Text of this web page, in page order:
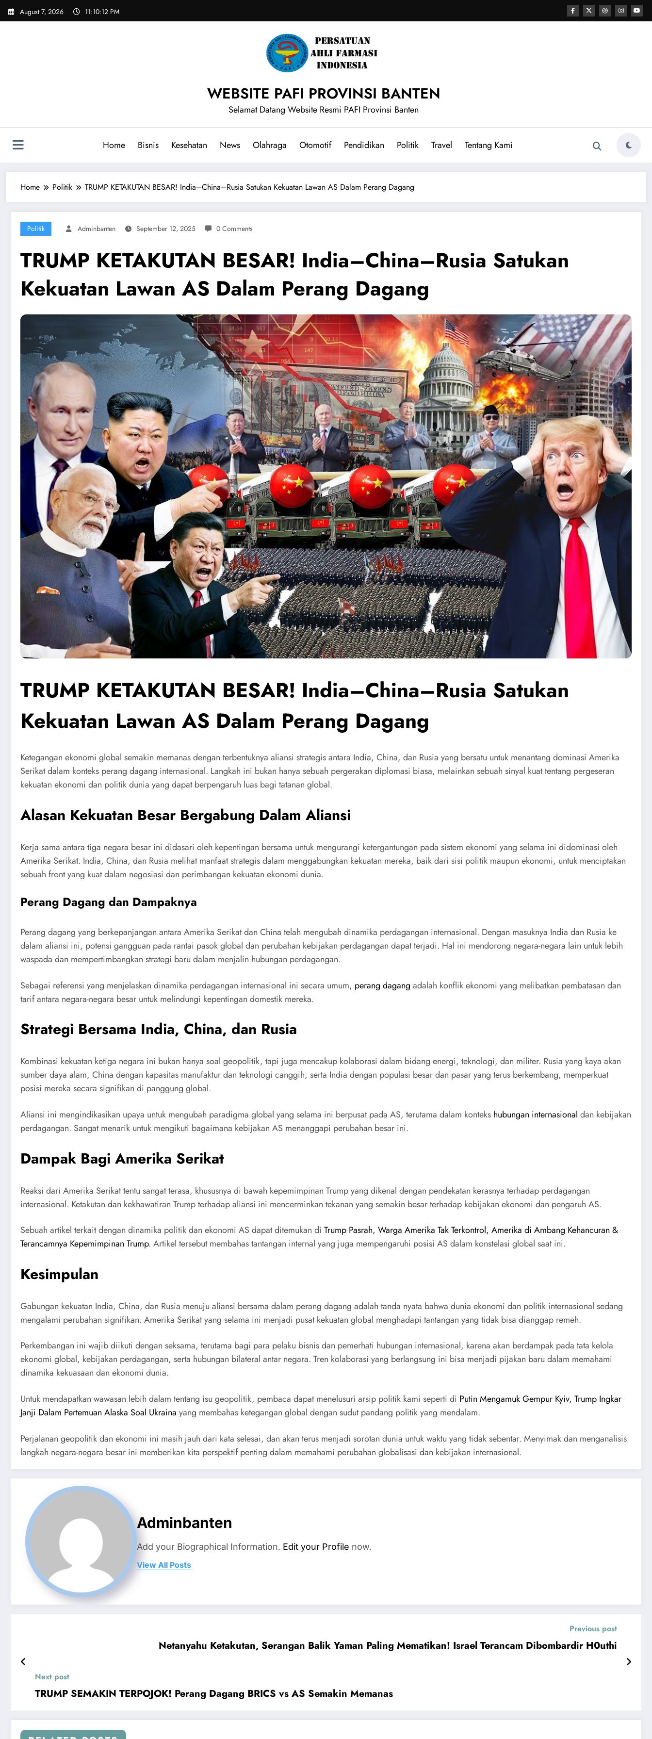
Skip
August 7, 2026 11:10:14 PM
WEBSITE PAFI PROVINSI BANTEN
Selamat Datang Website Resmi PAFI Provinsi Banten
Home Bisnis Kesehatan News Olahraga Otomotif Pendidikan Politik Travel Tentang Kami
Home Politik TRUMP KETAKUTAN BESAR! India–China–Rusia Satukan Kekuatan Lawan AS Dalam Perang Dagang
Politik Adminbanten September 12, 2025 0 Comments
TRUMP KETAKUTAN BESAR! India–China–Rusia Satukan
Kekuatan Lawan AS Dalam Perang Dagang
TRUMP KETAKUTAN BESAR! India–China–Rusia Satukan
Kekuatan Lawan AS Dalam Perang Dagang
Ketegangan ekonomi global semakin memanas dengan terbentuknya aliansi strategis antara India, China, dan Rusia yang bersatu untuk menantang dominasi Amerika
Serikat dalam konteks perang dagang internasional. Langkah ini bukan hanya sebuah pergerakan diplomasi biasa, melainkan sebuah sinyal kuat tentang pergeseran
kekuatan ekonomi dan politik dunia yang dapat berpengaruh luas bagi tatanan global.
Alasan Kekuatan Besar Bergabung Dalam Aliansi
Kerja sama antara tiga negara besar ini didasari oleh kepentingan bersama untuk mengurangi ketergantungan pada sistem ekonomi yang selama ini didominasi oleh
Amerika Serikat. India, China, dan Rusia melihat manfaat strategis dalam menggabungkan kekuatan mereka, baik dari sisi politik maupun ekonomi, untuk menciptakan
sebuah front yang kuat dalam negosiasi dan perimbangan kekuatan ekonomi dunia.
Perang Dagang dan Dampaknya
Perang dagang yang berkepanjangan antara Amerika Serikat dan China telah mengubah dinamika perdagangan internasional. Dengan masuknya India dan Rusia ke
dalam aliansi ini, potensi gangguan pada rantai pasok global dan perubahan kebijakan perdagangan dapat terjadi. Hal ini mendorong negara-negara lain untuk lebih
waspada dan mempertimbangkan strategi baru dalam menjalin hubungan perdagangan.
Sebagai referensi yang menjelaskan dinamika perdagangan internasional ini secara umum, perang dagang adalah konflik ekonomi yang melibatkan pembatasan dan
tarif antara negara-negara besar untuk melindungi kepentingan domestik mereka.
Strategi Bersama India, China, dan Rusia
Kombinasi kekuatan ketiga negara ini bukan hanya soal geopolitik, tapi juga mencakup kolaborasi dalam bidang energi, teknologi, dan militer. Rusia yang kaya akan
sumber daya alam, China dengan kapasitas manufaktur dan teknologi canggih, serta India dengan populasi besar dan pasar yang terus berkembang, memperkuat
posisi mereka secara signifikan di panggung global.
Aliansi ini mengindikasikan upaya untuk mengubah paradigma global yang selama ini berpusat pada AS, terutama dalam konteks hubungan internasional dan kebijakan
perdagangan. Sangat menarik untuk mengikuti bagaimana kebijakan AS menanggapi perubahan besar ini.
Dampak Bagi Amerika Serikat
Reaksi dari Amerika Serikat tentu sangat terasa, khususnya di bawah kepemimpinan Trump yang dikenal dengan pendekatan kerasnya terhadap perdagangan
internasional. Ketakutan dan kekhawatiran Trump terhadap aliansi ini mencerminkan tekanan yang semakin besar terhadap kebijakan ekonomi dan pengaruh AS.
Sebuah artikel terkait dengan dinamika politik dan ekonomi AS dapat ditemukan di Trump Pasrah, Warga Amerika Tak Terkontrol, Amerika di Ambang Kehancuran &
Terancamnya Kepemimpinan Trump. Artikel tersebut membahas tantangan internal yang juga mempengaruhi posisi AS dalam konstelasi global saat ini.
Kesimpulan
Gabungan kekuatan India, China, dan Rusia menuju aliansi bersama dalam perang dagang adalah tanda nyata bahwa dunia ekonomi dan politik internasional sedang
mengalami perubahan signifikan. Amerika Serikat yang selama ini menjadi pusat kekuatan global menghadapi tantangan yang tidak bisa dianggap remeh.
Perkembangan ini wajib diikuti dengan seksama, terutama bagi para pelaku bisnis dan pemerhati hubungan internasional, karena akan berdampak pada tata kelola
ekonomi global, kebijakan perdagangan, serta hubungan bilateral antar negara. Tren kolaborasi yang berlangsung ini bisa menjadi pijakan baru dalam memahami
dinamika kekuasaan dan ekonomi dunia.
Untuk mendapatkan wawasan lebih dalam tentang isu geopolitik, pembaca dapat menelusuri arsip politik kami seperti di Putin Mengamuk Gempur Kyiv, Trump Ingkar
Janji Dalam Pertemuan Alaska Soal Ukraina yang membahas ketegangan global dengan sudut pandang politik yang mendalam.
Perjalanan geopolitik dan ekonomi ini masih jauh dari kata selesai, dan akan terus menjadi sorotan dunia untuk waktu yang tidak sebentar. Menyimak dan menganalisis
langkah negara-negara besar ini memberikan kita perspektif penting dalam memahami perubahan globalisasi dan kebijakan internasional.
Adminbanten
Add your Biographical Information. Edit your Profile now.
View All Posts
Previous post
Netanyahu Ketakutan, Serangan Balik Yaman Paling Mematikan! Israel Terancam Dibombardir H0uthi
Next post
TRUMP SEMAKIN TERPOJOK! Perang Dagang BRICS vs AS Semakin Memanas